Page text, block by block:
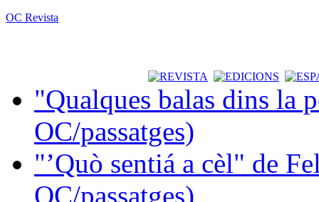
OC Revista
"Qualques balas dins la
OC/passatges)
"’Quò sentiá a cèl" de
OC/passatges)